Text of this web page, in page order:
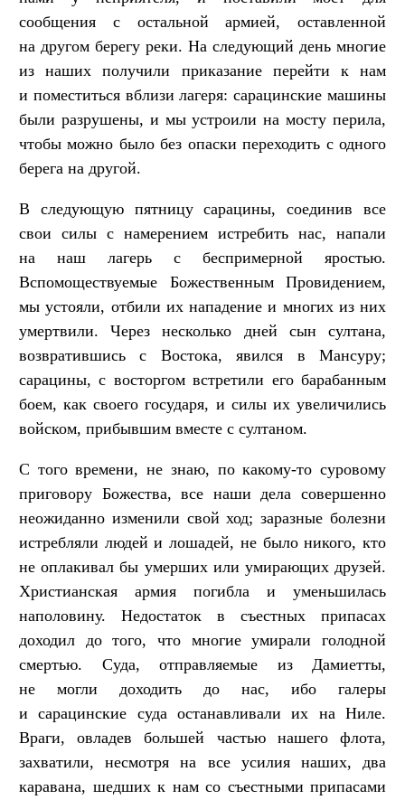
сообщения с остальной армией, оставленной
на другом берегу реки. На следующий день многие
из наших получили приказание перейти к нам
и поместиться вблизи лагеря: сарацинские машины
были разрушены, и мы устроили на мосту перила,
чтобы можно было без опаски переходить с одного
берега на другой.
В следующую пятницу сарацины, соединив все
свои силы с намерением истребить нас, напали
на наш лагерь с беспримерной яростью.
Вспомоществуемые Божественным Провидением,
мы устояли, отбили их нападение и многих из них
умертвили. Через несколько дней сын султана,
возвратившись с Востока, явился в Мансуру;
сарацины, с восторгом встретили его барабанным
боем, как своего государя, и силы их увеличились
войском, прибывшим вместе с султаном.
С того времени, не знаю, по какому-то суровому
приговору Божества, все наши дела совершенно
неожиданно изменили свой ход; заразные болезни
истребляли людей и лошадей, не было никого, кто
не оплакивал бы умерших или умирающих друзей.
Христианская армия погибла и уменьшилась
наполовину. Недостаток в съестных припасах
доходил до того, что многие умирали голодной
смертью. Суда, отправляемые из Дамиетты,
не могли доходить до нас, ибо галеры
и сарацинские суда останавливали их на Ниле.
Враги, овладев большей частью нашего флота,
захватили, несмотря на все усилия наших, два
каравана, шедших к нам со съестными припасами